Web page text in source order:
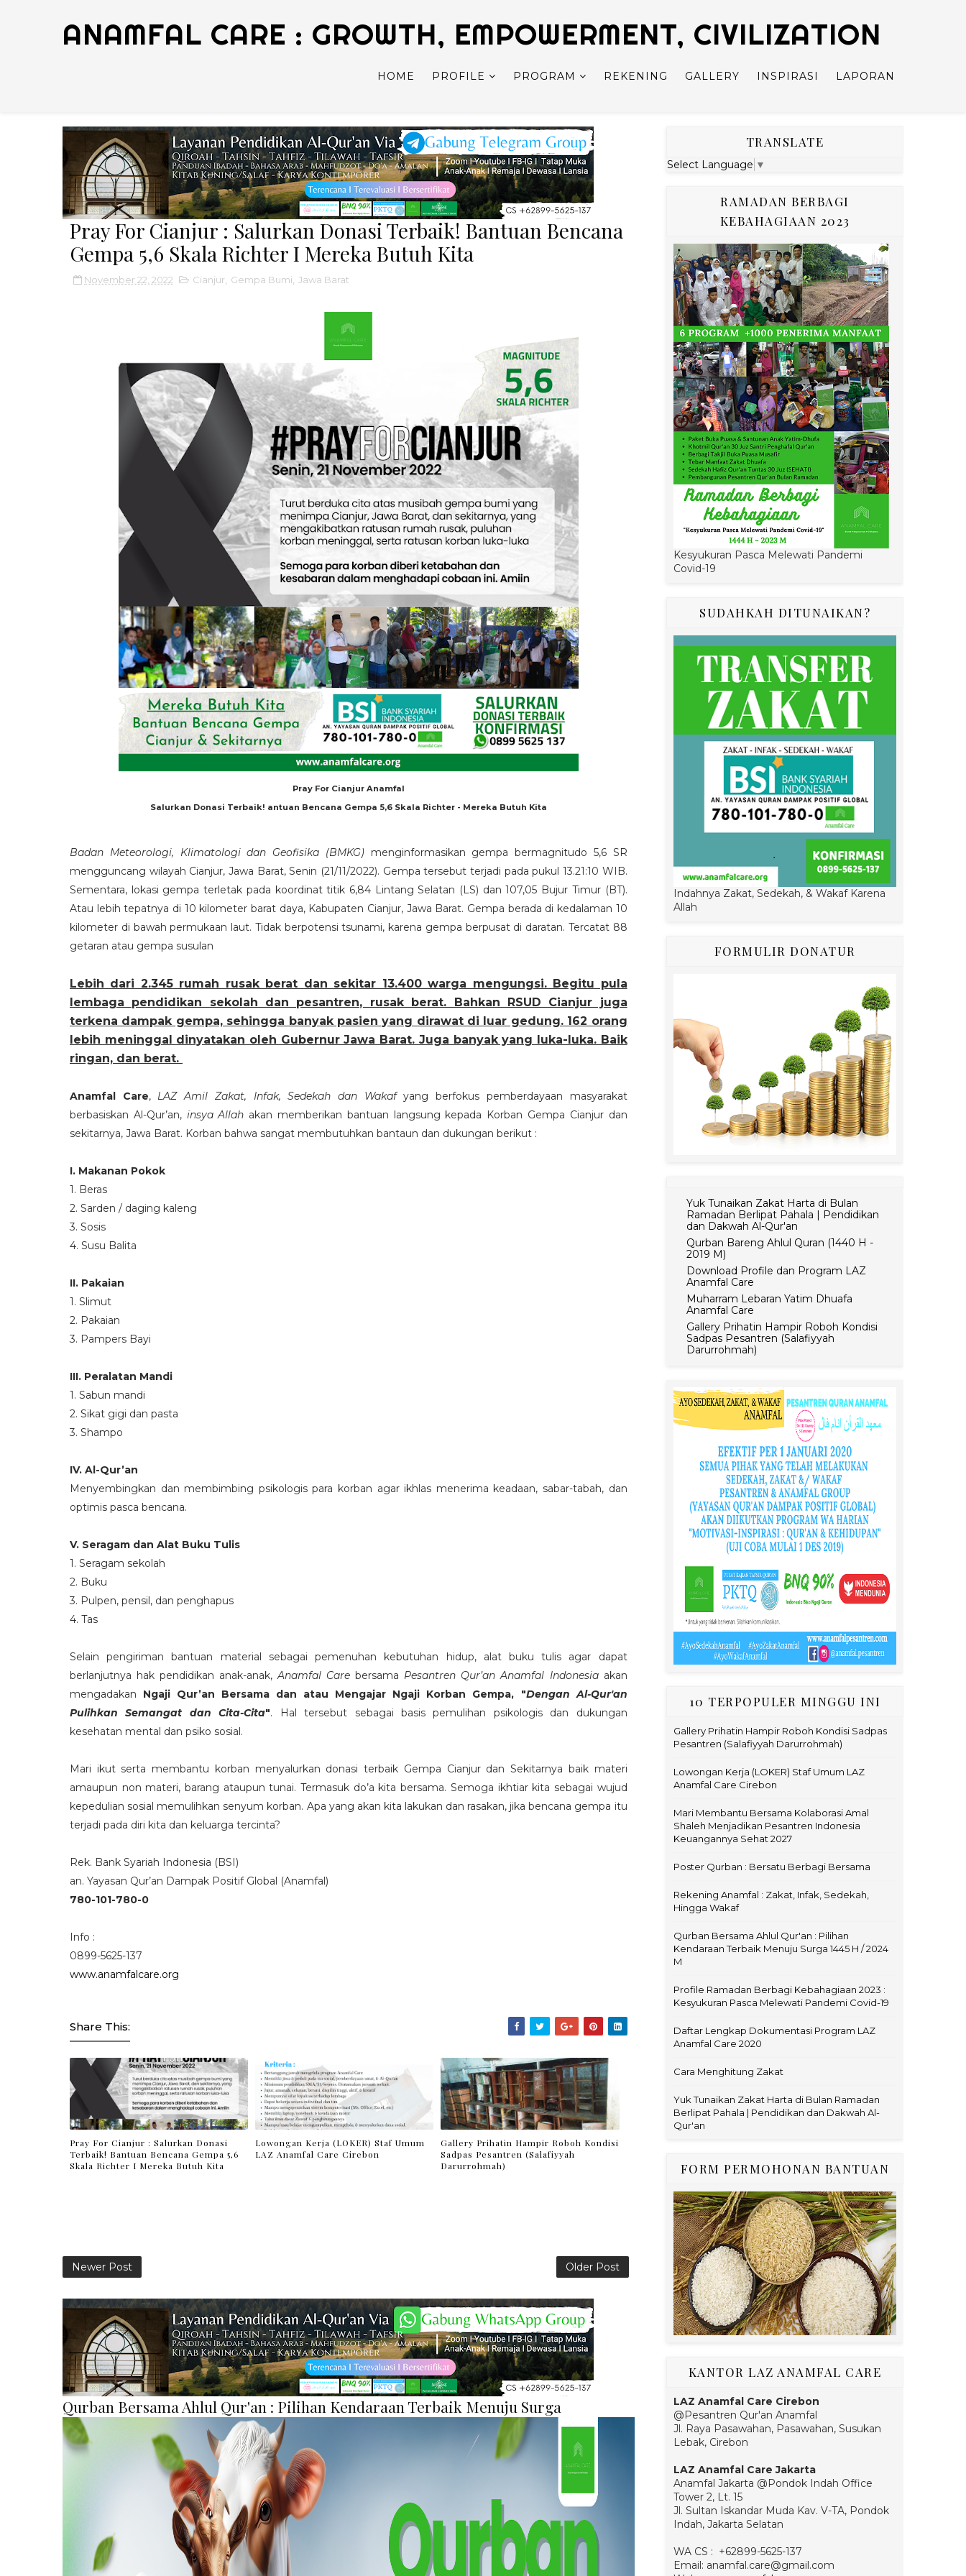
ANAMFAL CARE : GROWTH, EMPOWERMENT, CIVILIZATION
HOME PROFILE PROGRAM REKENING GALLERY INSPIRASI LAPORAN
Pray For Cianjur : Salurkan Donasi Terbaik! Bantuan Bencana
Gempa 5,6 Skala Richter I Mereka Butuh Kita
November 22, 2022 Cianjur Gempa Bumi Jawa Barat
Pray For Cianjur Anamfal
Salurkan Donasi Terbaik! antuan Bencana Gempa 5,6 Skala Richter - Mereka Butuh Kita
Badan Meteorologi, Klimatologi dan Geofisika (BMKG)menginformasikan gempa bermagnitudo 5,6 SR
mengguncang wilayah Cianjur, Jawa Barat, Senin (21/11/2022). Gempa tersebut terjadi pada pukul 13.21:10 WIB.
Sementara, lokasi gempa terletak pada koordinat titik 6,84 Lintang Selatan (LS) dan 107,05 Bujur Timur (BT).
Atau lebih tepatnya di 10 kilometer barat daya, Kabupaten Cianjur, Jawa Barat. Gempa berada di kedalaman 10
kilometer di bawah permukaan laut. Tidak berpotensi tsunami, karena gempa berpusat di daratan. Tercatat 88
getaran atau gempa susulan
Lebih dari 2.345 rumah rusak berat dan sekitar 13.400 warga mengungsi. Begitu pula
lembaga pendidikan sekolah dan pesantren, rusak berat. Bahkan RSUD Cianjur juga
terkena dampak gempa, sehingga banyak pasien yang dirawat di luar gedung. 162 orang
lebih meninggal dinyatakan oleh Gubernur Jawa Barat. Juga banyak yang luka-luka. Baik
ringan, dan berat.
Anamfal Care, LAZ Amil Zakat, Infak, Sedekah dan Wakafyang berfokus pemberdayaan masyarakat
berbasiskan Al-Qur’an,insya Allah akan memberikan bantuan langsung kepada Korban Gempa Cianjur dan
sekitarnya, Jawa Barat. Korban bahwa sangat membutuhkan bantaun dan dukungan berikut :
I. Makanan Pokok
1. Beras
2. Sarden / daging kaleng
3. Sosis
4. Susu Balita
II. Pakaian
1. Slimut
2. Pakaian
3. Pampers Bayi
III. Peralatan Mandi
1. Sabun mandi
2. Sikat gigi dan pasta
3. Shampo
IV. Al-Qur’an
Menyembingkan dan membimbing psikologis para korban agar ikhlas menerima keadaan, sabar-tabah, dan
optimis pasca bencana.
V. Seragam dan Alat Buku Tulis
1. Seragam sekolah
2. Buku
3. Pulpen, pensil, dan penghapus
4. Tas
Selain pengiriman bantuan material sebagai pemenuhan kebutuhan hidup, alat buku tulis agar dapat
berlanjutnya hak pendidikan anak-anak,Anamfal Care bersama Pesantren Qur’an Anamfal Indonesiaakan
mengadakan Ngaji Qur’an Bersama dan atau Mengajar Ngaji Korban Gempa, "Dengan Al-Qur'an
Pulihkan Semangat dan Cita-Cita". Hal tersebut sebagai basis pemulihan psikologis dan dukungan
kesehatan mental dan psiko sosial.
Mari ikut serta membantu korban menyalurkan donasi terbaik Gempa Cianjur dan Sekitarnya baik materi
amaupun non materi, barang ataupun tunai. Termasuk do’a kita bersama. Semoga ikhtiar kita sebagai wujud
kepedulian sosial memulihkan senyum korban. Apa yang akan kita lakukan dan rasakan, jika bencana gempa itu
terjadi pada diri kita dan keluarga tercinta?
Rek. Bank Syariah Indonesia (BSI)
an. Yayasan Qur’an Dampak Positif Global (Anamfal)
780-101-780-0
Info :
0899-5625-137
www.anamfalcare.org
Share This:
Pray For Cianjur : Salurkan Donasi
Terbaik! Bantuan Bencana Gempa 5,6
Skala Richter I Mereka Butuh Kita
Lowongan Kerja (LOKER) Staf Umum
LAZ Anamfal Care Cirebon
Gallery Prihatin Hampir Roboh Kondisi
Sadpas Pesantren (Salafiyyah
Darurrohmah)
Newer Post Older Post
Qurban Bersama Ahlul Qur'an : Pilihan Kendaraan Terbaik Menuju Surga
TRANSLATE
Select Language ▼
RAMADAN BERBAGI
KEBAHAGIAAN 2023
Kesyukuran Pasca Melewati Pandemi
Covid-19
SUDAHKAH DITUNAIKAN?
Indahnya Zakat, Sedekah, & Wakaf Karena
Allah
FORMULIR DONATUR
Yuk Tunaikan Zakat Harta di Bulan
Ramadan Berlipat Pahala | Pendidikan
dan Dakwah Al-Qur'an
Qurban Bareng Ahlul Quran (1440 H -
2019 M)
Download Profile dan Program LAZ
Anamfal Care
Muharram Lebaran Yatim Dhuafa
Anamfal Care
Gallery Prihatin Hampir Roboh Kondisi
Sadpas Pesantren (Salafiyyah
Darurrohmah)
10 TERPOPULER MINGGU INI
Gallery Prihatin Hampir Roboh Kondisi Sadpas
Pesantren (Salafiyyah Darurrohmah)
Lowongan Kerja (LOKER) Staf Umum LAZ
Anamfal Care Cirebon
Mari Membantu Bersama Kolaborasi Amal
Shaleh Menjadikan Pesantren Indonesia
Keuangannya Sehat 2027
Poster Qurban : Bersatu Berbagi Bersama
Rekening Anamfal : Zakat, Infak, Sedekah,
Hingga Wakaf
Qurban Bersama Ahlul Qur'an : Pilihan
Kendaraan Terbaik Menuju Surga 1445 H / 2024
M
Profile Ramadan Berbagi Kebahagiaan 2023 :
Kesyukuran Pasca Melewati Pandemi Covid-19
Daftar Lengkap Dokumentasi Program LAZ
Anamfal Care 2020
Cara Menghitung Zakat
Yuk Tunaikan Zakat Harta di Bulan Ramadan
Berlipat Pahala | Pendidikan dan Dakwah Al-
Qur'an
FORM PERMOHONAN BANTUAN
KANTOR LAZ ANAMFAL CARE
LAZ Anamfal Care Cirebon
@Pesantren Qur'an Anamfal
Jl. Raya Pasawahan, Pasawahan, Susukan
Lebak, Cirebon
LAZ Anamfal Care Jakarta
Anamfal Jakarta @Pondok Indah Office
Tower 2, Lt. 15
Jl. Sultan Iskandar Muda Kav. V-TA, Pondok
Indah, Jakarta Selatan
WA CS : +62899-5625-137
Email: anamfal.care@gmail.com